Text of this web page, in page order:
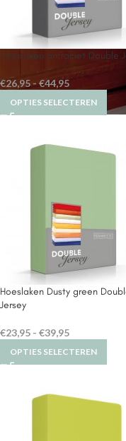
Hoeslaken antraciet Double
€26,95 - €44,95
OPTIES SELECTEREN
Hoeslaken Dusty green
Jersey
€23,95 - €39,95
OPTIES SELECTEREN